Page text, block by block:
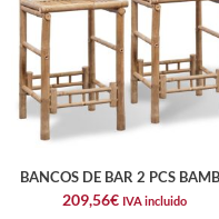
BANCOS DE BAR 2 PCS
209,56€ IVA incluido